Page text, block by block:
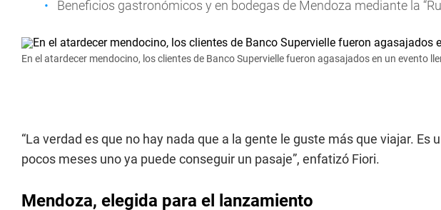
Beneficios gastronómicos y en bodegas de Mendoza mediante la
En el atardecer mendocino, los clientes de Banco Supervielle fueron agasajados en un evento
“La verdad es que no hay nada que a la gente le guste más que viajar. Es
pocos meses uno ya puede conseguir un pasaje”, enfatizó Fiori.
Mendoza, elegida para el lanzamiento